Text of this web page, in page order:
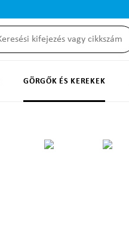
GÖRGŐK ÉS KEREKEK